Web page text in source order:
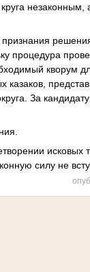
круга
процедура
кворум
За
исковых
силу не